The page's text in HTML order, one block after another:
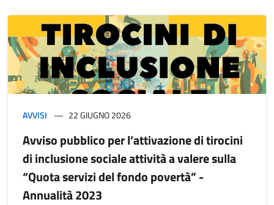
AVVISI 22 GIUGNO 2026
Avviso pubblico per l’attivazione di tirocini
di inclusione sociale attività a valere sulla
“Quota servizi del fondo povertà” -
Annualità 2023